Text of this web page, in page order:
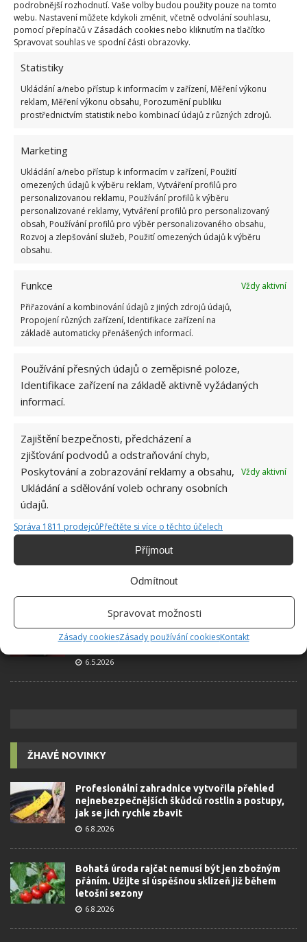
podrobnější rozhodnutí. Vaše volby budou použity pouze na tomto
webu. Nastavení můžete kdykoli změnit, včetně odvolání souhlasu,
pomocí přepínačů v Zásadách cookies nebo kliknutím na tlačítko
Spravovat souhlas ve spodní části obrazovky.
Statistiky
Ukládání a/nebo přístup k informacím v zařízení, Měření výkonu
reklam, Měření výkonu obsahu, Porozumění publiku
prostřednictvím statistik nebo kombinací údajů z různých zdrojů.
Marketing
Ukládání a/nebo přístup k informacím v zařízení, Použití
omezených údajů k výběru reklam, Vytváření profilů pro
personalizovanou reklamu, Používání profilů k výběru
personalizované reklamy, Vytváření profilů pro personalizovaný
obsah, Používání profilů pro výběr personalizovaného obsahu,
Rozvoj a zlepšování služeb, Použití omezených údajů k výběru
obsahu.
Funkce
Vždy aktivní
Přiřazování a kombinování údajů z jiných zdrojů údajů,
Propojení různých zařízení, Identifikace zařízení na
základě automaticky přenášených informací.
Používání přesných údajů o zeměpisné poloze,
Identifikace zařízení na základě aktivně vyžádaných
informací.
Zajištění bezpečnosti, předcházení a
zjišťování podvodů a odstraňování chyb,
Poskytování a zobrazování reklamy a obsahu,
Ukládání a sdělování voleb ochrany osobních
údajů.
Vždy aktivní
Správa 1811 prodejcůPřečtěte si více o těchto účelech
Příjmout
Odmítnout
Spravovat možnosti
Zásady cookiesZásady používání cookiesKontakt
Jiří Kolář
možné najít v j...[Více o autorovi]
OBLÍBENÉ ČLÁNKY
Kvíz na téma pionýrské tábory za socialismu:
Kdo je zažil, bez problému získá 12 ze 12 bodů
komunismu: 10 retro otázek ukáže, kdo má
dobrý přehled
Retro kvíz o oblíbených autech v dobách
socialismu: Tehdejší řidiči musí získat 10 z 10
6.5.2026
ŽHAVÉ NOVINKY
Profesionální zahradnice vytvořila přehled
nejnebezpečnějších škůdců rostlin a postupy,
jak se jich rychle zbavit
6.8.2026
Bohatá úroda rajčat nemusí být jen zbožným
přáním. Užijte si úspěšnou sklizeň již během
letošní sezony
6.8.2026